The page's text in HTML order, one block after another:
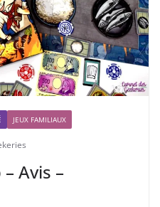
JEUX FAMILIAUX
Avis –